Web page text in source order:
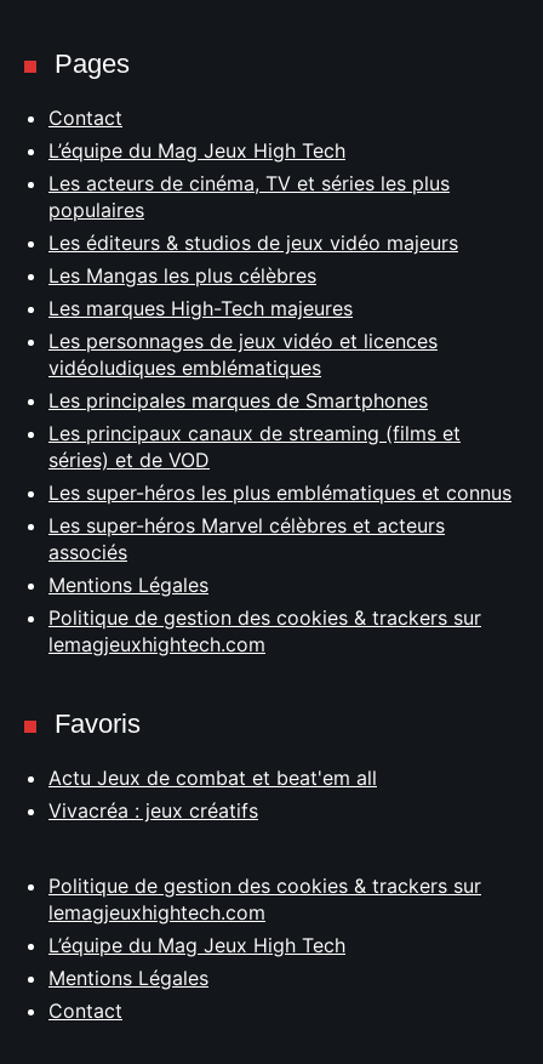
Pages
Contact
L’équipe du Mag Jeux High Tech
Les acteurs de cinéma, TV et séries les plus
populaires
Les éditeurs & studios de jeux vidéo majeurs
Les Mangas les plus célèbres
Les marques High-Tech majeures
Les personnages de jeux vidéo et licences
vidéoludiques emblématiques
Les principales marques de Smartphones
Les principaux canaux de streaming (films et
séries) et de VOD
Les super-héros les plus emblématiques et connus
Les super-héros Marvel célèbres et acteurs
associés
Mentions Légales
Politique de gestion des cookies & trackers sur
lemagjeuxhightech.com
Favoris
Actu Jeux de combat et beat'em all
Vivacréa : jeux créatifs
Politique de gestion des cookies & trackers sur
lemagjeuxhightech.com
L’équipe du Mag Jeux High Tech
Mentions Légales
Contact